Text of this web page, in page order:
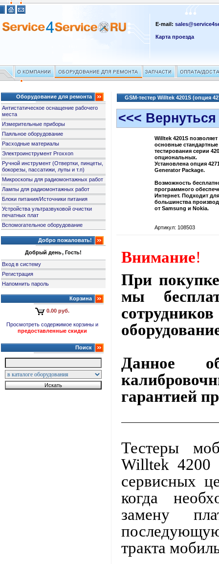
E-mail:
Карта проезда
Оборудование для ремонта
Антистатическое оснащение рабочего
места
Измерительные приборы
Паяльное оборудование
Расходные материалы
Электроинструмент Proxxon
Ручной инструмент (Отвертки, пинцеты,
бокорезы, пассатижи, лупы и т.п)
Микроскопы для радиомонтажных работ
Лампы для радиомонтажных работ
Блоки питания/Источники питания
Устройства ультразвуковой очистки
печатных плат
Вспомогательное оборудование
Добро пожаловать!
Добрый день, Гость!
Вход в систему
Регистрация
Напомнить пароль
Корзина
0.00 руб.
Просмотреть содержимое корзины и
предоставленные скидки
Поиск
GSM-тестер Willtek 4201S (опция
<<<
Willtek 4201S
основные
тестирования серии
опциональных.
Установлена опция
Generator Package.
Возможность
программного
Интернет. Подходит
большинства
от Samsung и Nokia.
Артикул: 108503
Внимание!
При
мы
Данное
гарантией
Тестеры
Willtek 4200
сервисных
когда
замену
тракта